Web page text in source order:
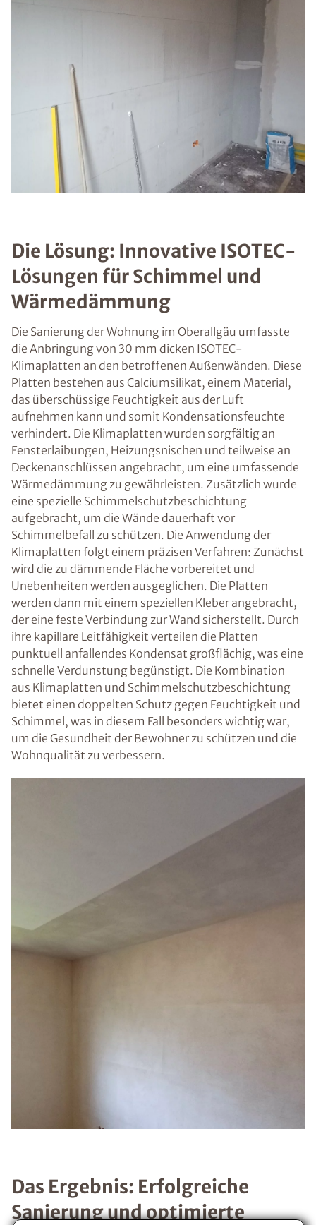
Die Lösung: Innovative ISOTEC-
Lösungen für Schimmel und
Wärmedämmung
Die Sanierung der Wohnung im Oberallgäu umfasste
die Anbringung von 30 mm dicken ISOTEC-
Klimaplatten an den betroffenen Außenwänden. Diese
Platten bestehen aus Calciumsilikat, einem Material,
das überschüssige Feuchtigkeit aus der Luft
aufnehmen kann und somit Kondensationsfeuchte
verhindert. Die Klimaplatten wurden sorgfältig an
Fensterlaibungen, Heizungsnischen und teilweise an
Deckenanschlüssen angebracht, um eine umfassende
Wärmedämmung zu gewährleisten. Zusätzlich wurde
eine spezielle Schimmelschutzbeschichtung
aufgebracht, um die Wände dauerhaft vor
Schimmelbefall zu schützen. Die Anwendung der
Klimaplatten folgt einem präzisen Verfahren: Zunächst
wird die zu dämmende Fläche vorbereitet und
Unebenheiten werden ausgeglichen. Die Platten
werden dann mit einem speziellen Kleber angebracht,
der eine feste Verbindung zur Wand sicherstellt. Durch
ihre kapillare Leitfähigkeit verteilen die Platten
punktuell anfallendes Kondensat großflächig, was eine
schnelle Verdunstung begünstigt. Die Kombination
aus Klimaplatten und Schimmelschutzbeschichtung
bietet einen doppelten Schutz gegen Feuchtigkeit und
Schimmel, was in diesem Fall besonders wichtig war,
um die Gesundheit der Bewohner zu schützen und die
Wohnqualität zu verbessern.
Das Ergebnis: Erfolgreiche
Sanierung und optimierte